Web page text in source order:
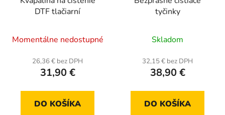
DTF tlačiarní
Momentálne nedostupné
26,36 € bez DPH
31,90 €
DO KOŠÍKA
tyčinky
Skladom
32,15 € bez DPH
38,90 €
DO KOŠÍKA